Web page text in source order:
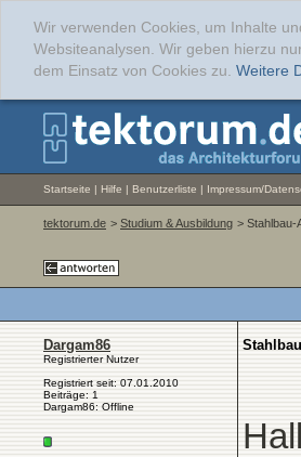
Wir verwenden Cookies, um Inhalte
Websiteanalysen. Wir geben hierzu
dem Einsatz von Cookies zu. Weitere
Startseite | Hilfe | Benutzerliste | Impressum/
tektorum.de > Studium & Ausbildung > Stahlbau-
Dargam86
Registrierter Nutzer
Registriert seit: 07.01.2010
Beiträge: 1
Dargam86: Offline